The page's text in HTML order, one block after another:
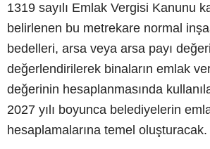
1319 sayılı Emlak Vergisi Kanunu
belirlenen bu metrekare normal
bedelleri, arsa veya arsa payı
değerlendirilerek binaların emlak
değerinin hesaplanmasında
2027 yılı boyunca belediyelerin
hesaplamalarına temel oluşturacak.